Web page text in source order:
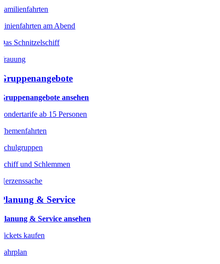
Familienfahrten
Linienfahrten am Abend
Das Schnitzelschiff
Trauung
Gruppenangebote
Gruppenangebote ansehen
Sondertarife ab 15 Personen
Themenfahrten
Schulgruppen
Schiff und Schlemmen
Herzenssache
Planung & Service
Planung & Service ansehen
Tickets kaufen
Fahrplan